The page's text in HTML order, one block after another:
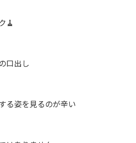
🧹
口出し
る姿を見るのが辛い